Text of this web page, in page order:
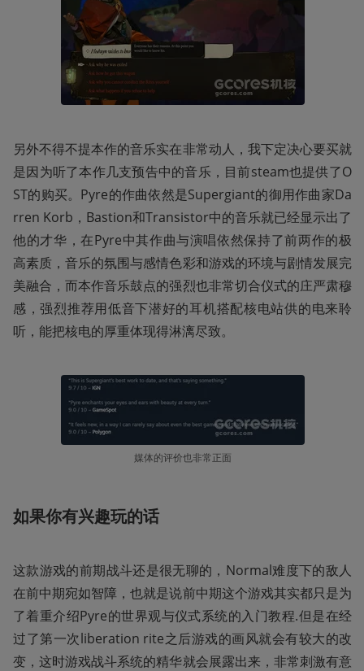
另外不得不提本作的音乐实在非常动人，我下定决心要买就
是因为听了本作几支预告中的音乐，目前steam也提供了O
ST的购买。Pyre的作曲依然是Supergiant的御用作曲家Da
rren Korb，Bastion和Transistor中的音乐就已经显示出了
他的才华，在Pyre中其作曲与演唱依然保持了前两作的极
高素质，音乐的氛围与感情色彩和游戏的环境与剧情发展完
美融合，而本作音乐鼓点的强烈也非常切合仪式的庄严肃穆
感，强烈推荐用低音下潜好的耳机搭配核电站供的电来聆
听，能把核电的厚重体现得淋漓尽致。
媒体的评价也非常正面
如果你有兴趣玩的话
这款游戏的前期战斗还是很无聊的，Normal难度下的敌人
在前中期宛如智障，也就是说前中期这个游戏其实都只是为
了着重介绍Pyre的世界观与仪式系统的入门教程.但是在经
过了第一次liberation rite之后游戏的画风就会有较大的改
变，这时游戏战斗系统的精华就会展露出来，非常刺激有意